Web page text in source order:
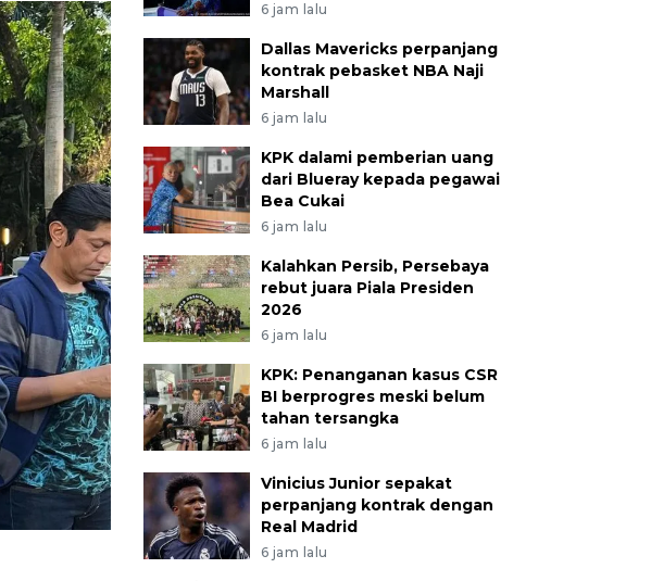
6 jam lalu
Dallas Mavericks perpanjang
kontrak pebasket NBA Naji
Marshall
6 jam lalu
KPK dalami pemberian uang
dari Blueray kepada pegawai
Bea Cukai
6 jam lalu
Kalahkan Persib, Persebaya
rebut juara Piala Presiden
2026
6 jam lalu
KPK: Penanganan kasus CSR
BI berprogres meski belum
tahan tersangka
6 jam lalu
Vinicius Junior sepakat
perpanjang kontrak dengan
Real Madrid
6 jam lalu